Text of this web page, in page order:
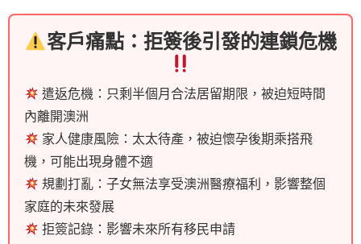
客戶痛點：拒簽後引發的連鎖危機
遣返危機：只剩半個月合法居留期限，被迫短時間
內離開澳洲
家人健康風險：太太待產，被迫懷孕後期乘搭飛
機，可能出現身體不適
規劃打亂：子女無法享受澳洲醫療福利，影響整個
家庭的未來發展
拒簽記錄：影響未來所有移民申請